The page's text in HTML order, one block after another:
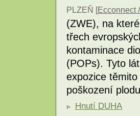
PLZEŇ [Ecconnect
(ZWE), na
třech
kontaminace
(POPs). Tyto
expozice
poškození
Hnutí DUHA